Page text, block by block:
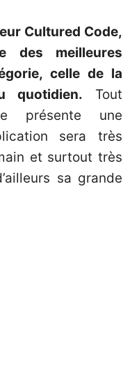
Cultured Code,
des meilleures
celle de la
quotidien. Tout
présente une
sera très
et surtout très
sa grande